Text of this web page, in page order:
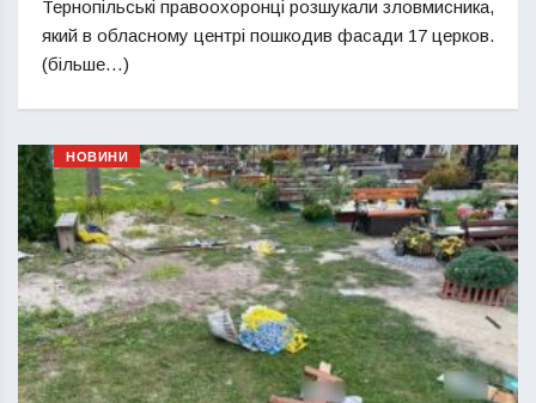
Тернопільські правоохоронці розшукали зловмисника,
який в обласному центрі пошкодив фасади 17 церков.
(більше…)
НОВИНИ